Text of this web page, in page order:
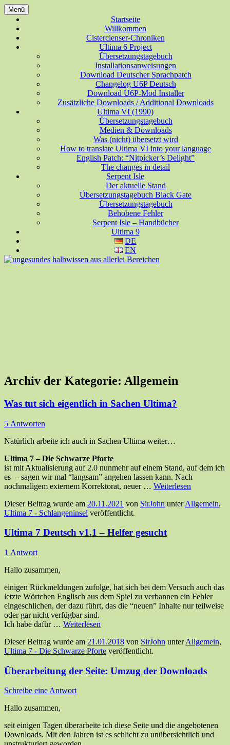
Zum
Inhalt
springen
ungesundes halbwissen aus
allerlei Bereichen
Deutsche Übersetzungen für Spiele der
Ultima-Reihe
Menü
Startseite
Willkommen
Cistercienser-Chroniken
Ultima 6 Project
Übersetzungstagebuch
Installationsanweisungen
Download Deutscher Sprachpatch
Changelog U6P Deutsch
Download U6P-Mod Installer
Zusätzliche Downloads / Additional Downloads
Ultima VI (1990)
Übersetzungstagebuch
Medien & Downloads
Was (nicht) übersetzt wird
How to translate Ultima VI into your language
English Patch: “Nitpicker’s Delight”
The changes in detail
Serpent Isle
Der aktuelle Stand
Übersetzungstagebuch Black Gate
Übersetzungstagebuch
Behobene Fehler
Serpent Isle – Handbücher
Ultima 9
DE
EN
Archiv der Kategorie: Allgemein
Was tut sich eigentlich in Sachen Ultima?
5 Antworten
Natürlich arbeite ich auch in Sachen Ultima weiter…
Ultima 7 – Die Schwarze Pforte
ist mit Aktualisierung auf 2.0 nunmehr auf einem Stand, auf dem ich
es – sagen wir mal “langsam” angehen lassen kann. Nach
nochmaligem externem Korrektorat, neuer … Weiterlesen
Dieser Beitrag wurde am 20.11.2021 von SirJohn unterAllgemein,
Ultima 7 - Schlangeninsel veröffentlicht.
Ultima 7 Deutsch v1.1 – Helfer gesucht
1 Antwort
Hallo zusammen,
einigen Rückmeldungen zufolge, hat sich bei dem Versuch auch das
letzte Wörtchen Englisch aus dem Spiel zu verbannen ein Fehler
eingeschlichen, der dazu führt, das die “neuen” Inhalte nur teilweise
oder gar nicht verfügbar sind.
Ich habe dafür … Weiterlesen
Dieser Beitrag wurde am 21.01.2018 von SirJohn unterAllgemein,
Ultima 7 - Die Schwarze Pforte veröffentlicht.
Überarbeitung der Seite: Umzug der Downloads
Schreibe eine Antwort
Hallo zusammen,
seit einigen Tagen überarbeite ich diese Seite und die angebotenen
Downloads. Mit den Jahren ist es schlicht zu unübersichtlich und